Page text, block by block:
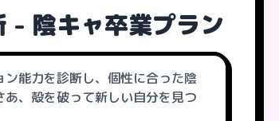
- 陰キャ卒業プラン
能力を診断し、個性に合った陰
、殻を破って新しい自分を見つ